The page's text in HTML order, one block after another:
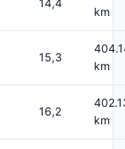
14,4
km
15,3
km
16,2
km